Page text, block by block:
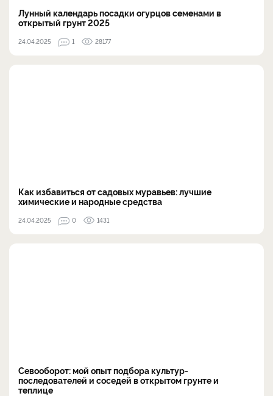
Лунный календарь посадки огурцов семенами в
открытый грунт 2025
24.04.2025 1 28177
Как избавиться от садовых муравьев: лучшие
химические и народные средства
24.04.2025 0 1431
Севооборот: мой опыт подбора культур-
последователей и соседей в открытом грунте и
теплице